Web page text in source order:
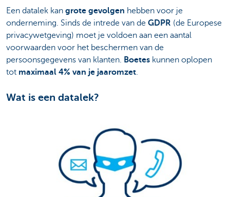
Een datalek kan grote gevolgen hebben voor je
onderneming. Sinds de intrede van de GDPR (de Europese
privacywetgeving) moet je voldoen aan een aantal
voorwaarden voor het beschermen van de
persoonsgegevens van klanten. Boetes kunnen oplopen
tot maximaal 4% van je jaaromzet.
Wat is een datalek?